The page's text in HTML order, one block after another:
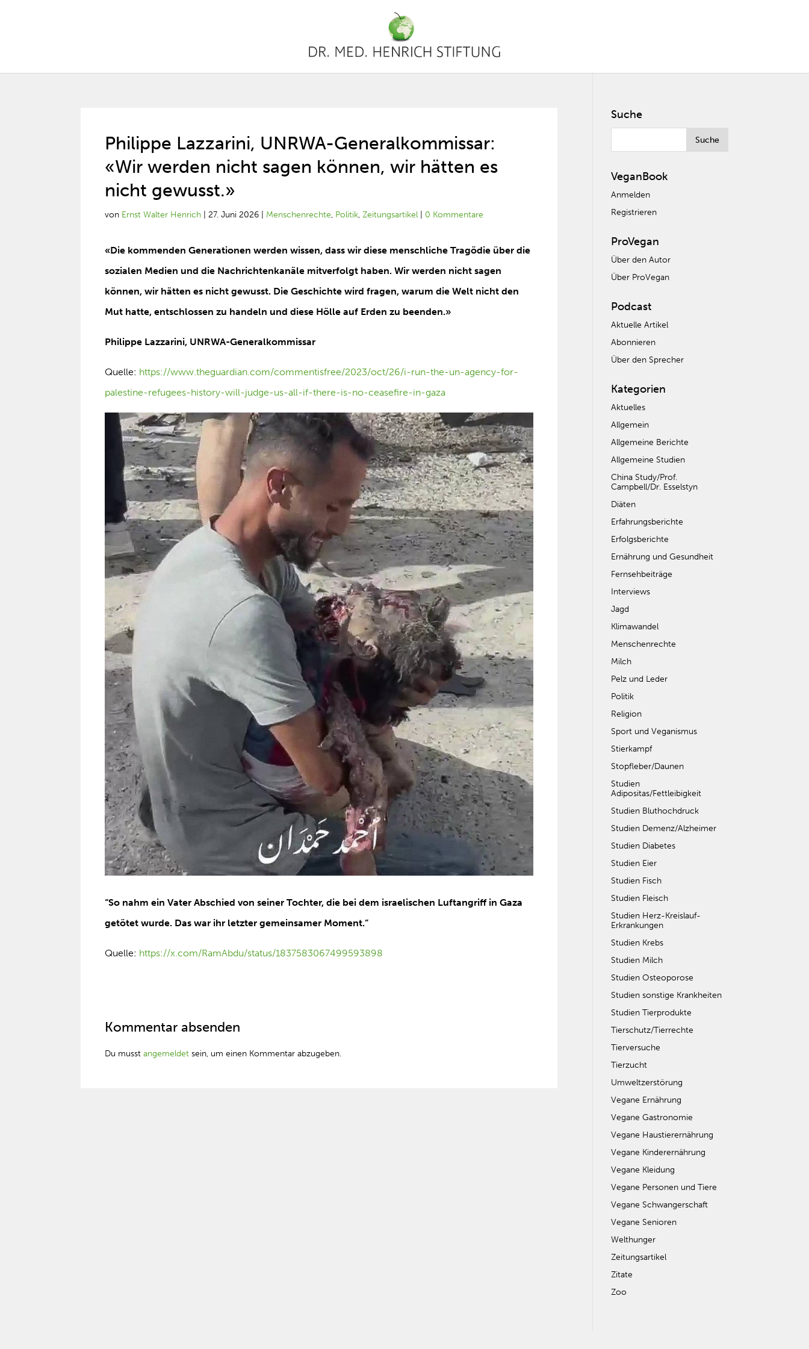
Philippe Lazzarini, UNRWA-Generalkommissar:
«Wir werden nicht sagen können, wir hätten es
nicht gewusst.»
von Ernst Walter Henrich |27. Juni 2026 Menschenrechte, Politik,Zeitungsartikel 0 Kommentare
«Die kommenden Generationen werden wissen, dass wir diese menschliche Tragödie über die
sozialen Medien und die Nachrichtenkanäle mitverfolgt haben. Wir werden nicht sagen
können, wir hätten es nicht gewusst. Die Geschichte wird fragen, warum die Welt nicht den
Mut hatte, entschlossen zu handeln und diese Hölle auf Erden zu beenden.»
Philippe Lazzarini, UNRWA-Generalkommissar
Quelle: https://www.theguardian.com/commentisfree/2023/oct/26/i-run-the-un-agency-for-
palestine-refugees-history-will-judge-us-all-if-there-is-no-ceasefire-in-gaza
“So nahm ein Vater Abschied von seiner Tochter, die bei dem israelischen Luftangriff in Gaza
getötet wurde. Das war ihr letzter gemeinsamer Moment.”
Quelle: https://x.com/RamAbdu/status/1837583067499593898
Kommentar absenden
Du musstangemeldet sein, um einen Kommentar abzugeben.
Suche
VeganBook
Anmelden
Registrieren
ProVegan
Über den Autor
Über ProVegan
Podcast
Aktuelle Artikel
Abonnieren
Über den Sprecher
Kategorien
Aktuelles
Allgemein
Allgemeine Berichte
Allgemeine Studien
China Study/Prof.
Campbell/Dr. Esselstyn
Diäten
Erfahrungsberichte
Erfolgsberichte
Ernährung und Gesundheit
Fernsehbeiträge
Interviews
Jagd
Klimawandel
Menschenrechte
Milch
Pelz und Leder
Politik
Religion
Sport und Veganismus
Stierkampf
Stopfleber/Daunen
Studien
Adipositas/Fettleibigkeit
Studien Bluthochdruck
Studien Demenz/Alzheimer
Studien Diabetes
Studien Eier
Studien Fisch
Studien Fleisch
Studien Herz-Kreislauf-
Erkrankungen
Studien Krebs
Studien Milch
Studien Osteoporose
Studien sonstige Krankheiten
Studien Tierprodukte
Tierschutz/Tierrechte
Tierversuche
Tierzucht
Umweltzerstörung
Vegane Ernährung
Vegane Gastronomie
Vegane Haustierernährung
Vegane Kinderernährung
Vegane Kleidung
Vegane Personen und Tiere
Vegane Schwangerschaft
Vegane Senioren
Welthunger
Zeitungsartikel
Zitate
Zoo